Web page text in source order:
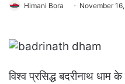
Himani Bora November
विश्व प्रसिद्ध बदरीनाथ